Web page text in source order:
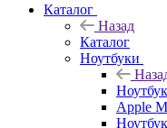
Каталог
Назад
Каталог
Ноутбуки
Apple